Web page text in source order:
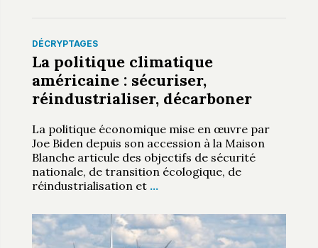
DÉCRYPTAGES
La politique climatique
américaine : sécuriser,
réindustrialiser, décarboner
La politique économique mise en œuvre par
Joe Biden depuis son accession à la Maison
Blanche articule des objectifs de sécurité
nationale, de transition écologique, de
réindustrialisation et …